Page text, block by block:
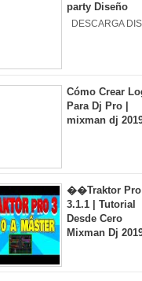
party Diseño
DESCARGA
Cómo Crear
Para Dj Pro |
mixman dj
��Traktor Pro
3.1.1 | Tutorial
Desde Cero
Mixman Dj